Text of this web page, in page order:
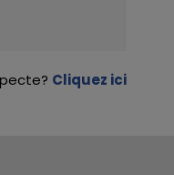
Cliquez ici